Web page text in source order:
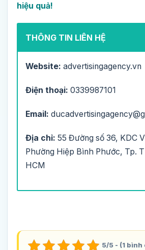
hiệu quả!
THÔNG TIN LIÊN HỆ
Website: advertisingagency.vn
Điện thoại: 0339987101
Email:
Địa chỉ: 55 Đường số 36, KDC
Phường Hiệp Bình Phước, Tp.
HCM
5/5 - (1 bình